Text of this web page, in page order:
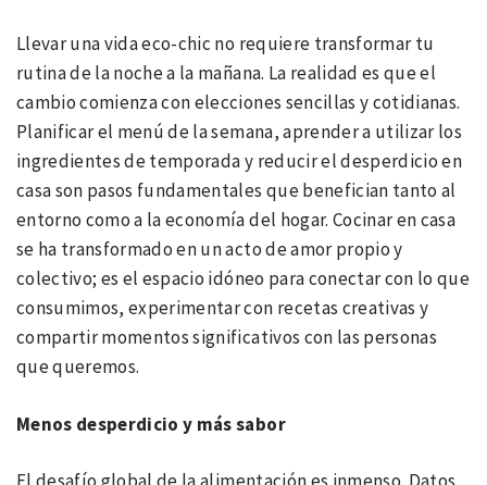
Llevar una vida eco-chic no requiere transformar tu
rutina de la noche a la mañana. La realidad es que el
cambio comienza con elecciones sencillas y cotidianas.
Planificar el menú de la semana, aprender a utilizar los
ingredientes de temporada y reducir el desperdicio en
casa son pasos fundamentales que benefician tanto al
entorno como a la economía del hogar. Cocinar en casa
se ha transformado en un acto de amor propio y
colectivo; es el espacio idóneo para conectar con lo que
consumimos, experimentar con recetas creativas y
compartir momentos significativos con las personas
que queremos.
Menos desperdicio y más sabor